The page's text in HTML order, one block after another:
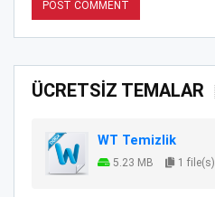
ÜCRETSİZ TEMALAR
WT Temizlik
5.23 MB 1 file(s)